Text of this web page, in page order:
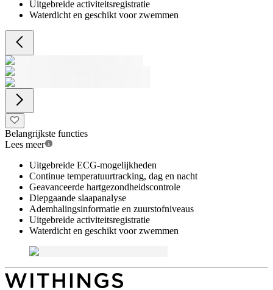
Uitgebreide activiteitsregistratie
Waterdicht en geschikt voor zwemmen
Belangrijkste functies
Lees meer
Uitgebreide ECG-mogelijkheden
Continue temperatuurtracking, dag en nacht
Geavanceerde hartgezondheidscontrole
Diepgaande slaapanalyse
Ademhalingsinformatie en zuurstofniveaus
Uitgebreide activiteitsregistratie
Waterdicht en geschikt voor zwemmen